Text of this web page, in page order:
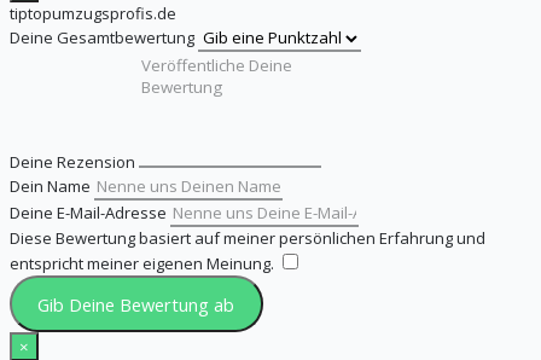
tiptopumzugsprofis.de
Deine Gesamtbewertung
Deine Rezension
Dein Name
Deine E-Mail-Adresse
Diese Bewertung basiert auf meiner persönlichen Erfahrung und
entspricht meiner eigenen Meinung.
Gib Deine Bewertung ab
×